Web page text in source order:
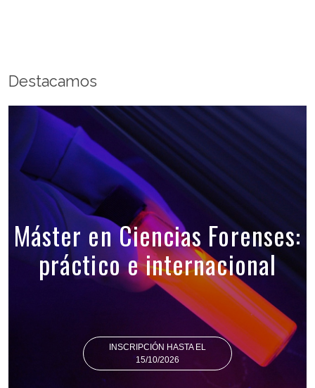
Destacamos
Máster en Ciencias Forenses:
práctico e internacional
INSCRIPCIÓN HASTA EL
15/10/2026